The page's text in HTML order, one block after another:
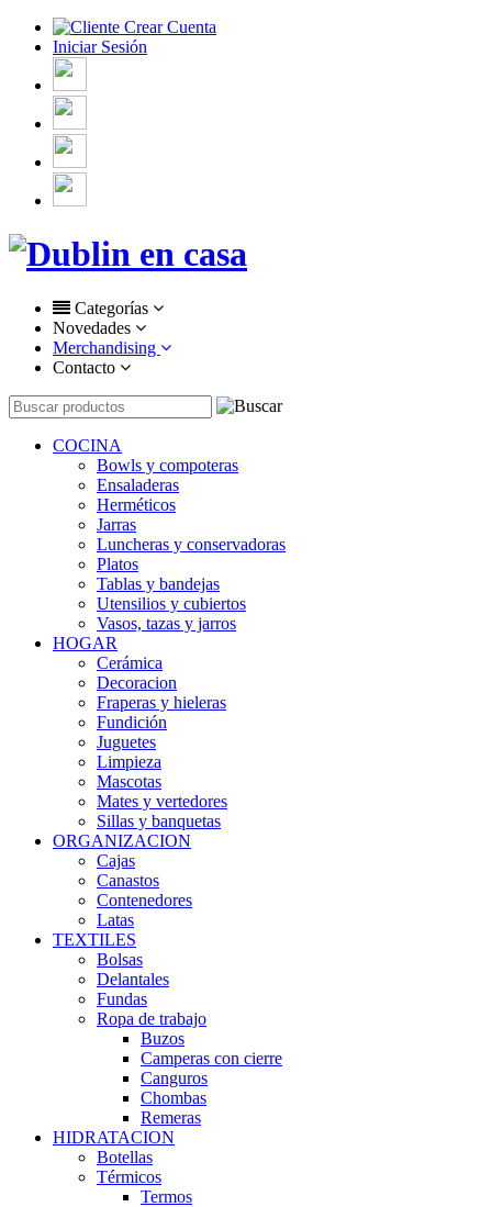
Crear Cuenta
Iniciar Sesión
Categorías
Novedades
Merchandising
Contacto
COCINA
Bowls y compoteras
Ensaladeras
Herméticos
Jarras
Luncheras y conservadoras
Platos
Tablas y bandejas
Utensilios y cubiertos
Vasos, tazas y jarros
HOGAR
Cerámica
Decoracion
Fraperas y hieleras
Fundición
Juguetes
Limpieza
Mascotas
Mates y vertedores
Sillas y banquetas
ORGANIZACION
Cajas
Canastos
Contenedores
Latas
TEXTILES
Bolsas
Delantales
Fundas
Ropa de trabajo
Buzos
Camperas con cierre
Canguros
Chombas
Remeras
HIDRATACION
Botellas
Térmicos
Termos